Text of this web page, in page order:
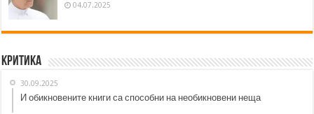
04.07.2025
Критика
30.09.2025
И обикновените книги са способни на необикновени неща